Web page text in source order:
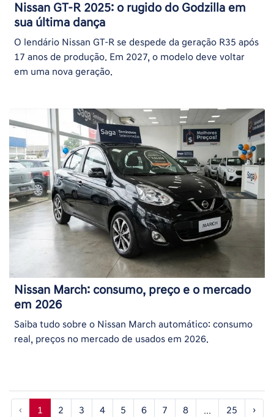
Nissan GT-R 2025: o rugido do Godzilla em
sua última dança
O lendário Nissan GT-R se despede da geração R35 após
17 anos de produção. Em 2027, o modelo deve voltar
em uma nova geração.
Nissan March: consumo, preço e o mercado
em 2026
Saiba tudo sobre o Nissan March automático: consumo
real, preços no mercado de usados em 2026.
‹ 1 2 3 4 5 6 7 8 ... 25 ›